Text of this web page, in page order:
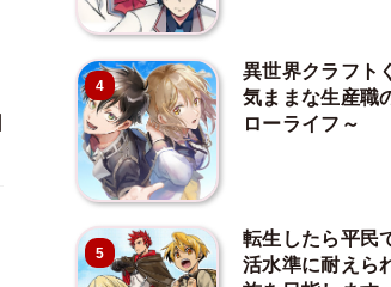
4
異世界クラフト
気ままな生産職
ローライフ～
5
転生したら平民
活水準に耐えら